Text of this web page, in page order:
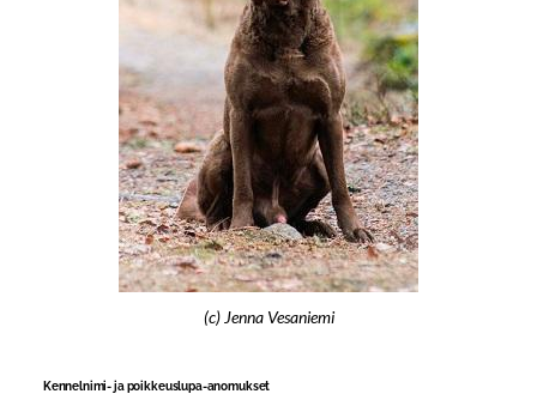
(c) Jenna Vesaniemi
Kennelnimi- ja poikkeuslupa-anomukset